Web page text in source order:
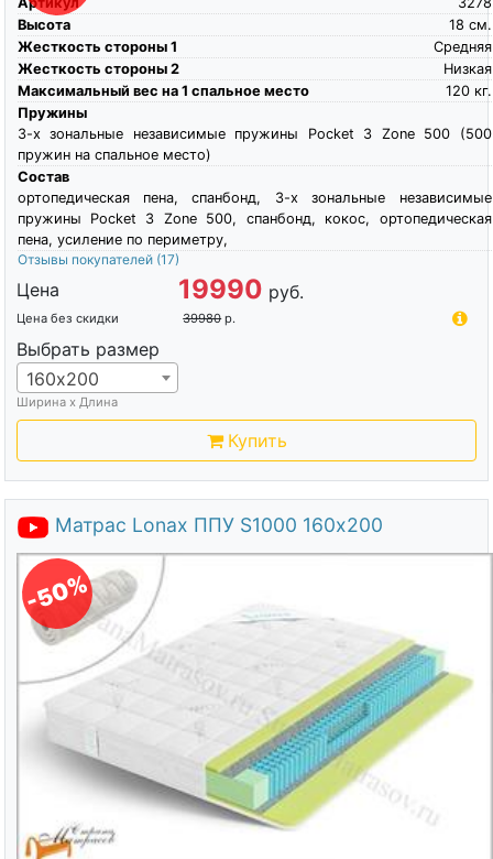
Высота
см.
18
Жесткость стороны 1
Средняя
Жесткость стороны 2
Низкая
Максимальный вес на 1 спальное место
кг.
120
Пружины
3-х зональные независимые пружины Pocket 3 Zone 500 (500
пружин на спальное место)
Состав
ортопедическая пена, спанбонд, 3-х зональные независимые
пружины Pocket 3 Zone 500, спанбонд, кокос, ортопедическая
пена, усиление по периметру,
Отзывы покупателей (17)
Цена 19990 руб.
Цена без скидки 39980 р.
Выбрать размер
160х200
Ширина х Длина
Купить
Матрас Lonax ППУ S1000 160х200
-50%